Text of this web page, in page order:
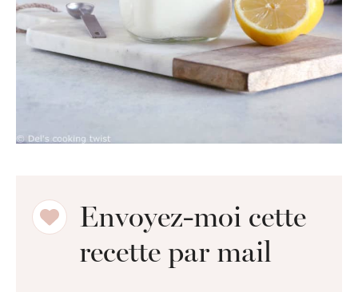
Envoyez-moi cette
recette par mail